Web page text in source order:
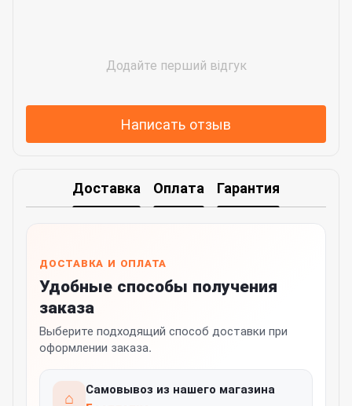
Додайте перший відгук
Написать отзыв
Доставка Оплата Гарантия
ДОСТАВКА И ОПЛАТА
Удобные способы получения
заказа
Выберите подходящий способ доставки при
оформлении заказа.
⌂
Самовывоз из нашего магазина